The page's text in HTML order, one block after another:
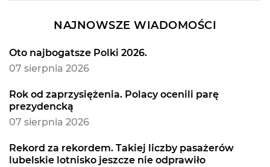
NAJNOWSZE WIADOMOŚCI
Oto najbogatsze Polki 2026.
07 sierpnia 2026
Rok od zaprzysiężenia. Polacy ocenili parę
prezydencką
07 sierpnia 2026
Rekord za rekordem. Takiej liczby pasażerów
lubelskie lotnisko jeszcze nie odprawiło